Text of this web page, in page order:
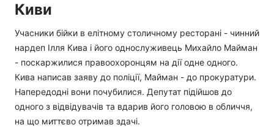
Киви
Учасники бійки в елітному столичному ресторані - чинний
нардеп Ілля Кива і його однослуживець Михайло Майман
- поскаржилися правоохоронцям на дії одне одного.
Кива написав заяву до поліції, Майман - до прокуратури.
Напередодні вони почубилися. Депутат підійшов до
одного з відвідувачів та вдарив його головою в обличчя,
на що миттєво отримав здачі.